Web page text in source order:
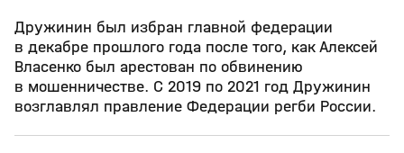
Дружинин был избран главной федерации
в декабре прошлого года после того, как Алексей
Власенко был арестован по обвинению
в мошенничестве. С 2019 по 2021 год Дружинин
возглавлял правление Федерации регби России.